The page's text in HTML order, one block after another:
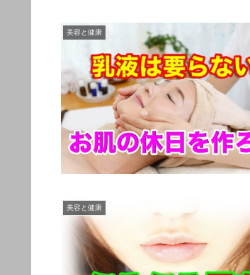
美容と健康
美容と健康